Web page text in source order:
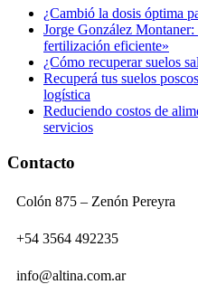
¿Cambió la dosis óptima
Jorge González
fertilización eficiente»
¿Cómo recuperar suelos
Recuperá tus suelos
logística
Reduciendo costos de
servicios
Contacto
Colón 875 – Zenón Pereyra
+54 3564 492235
info@altina.com.ar